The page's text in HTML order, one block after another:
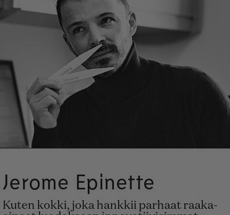
Jerome Epinette
Kuten kokki, joka hankkii parhaat raaka-